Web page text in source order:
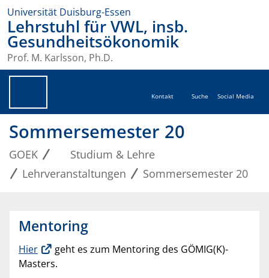
Universität Duisburg-Essen
Lehrstuhl für VWL, insb.
Gesundheitsökonomik
Prof. M. Karlsson, Ph.D.
Kontakt Suche Social Media
Sommersemester 20
GOEK
Studium & Lehre
Lehrveranstaltungen
Sommersemester 20
Mentoring
Hier
geht es zum Mentoring des GÖMIG(K)-
Masters.